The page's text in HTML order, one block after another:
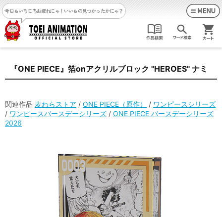
今日もいちにちお疲れにゃ！ いいもの見つかったかにゃ？
『ONE PIECE』箔onアクリルブロック "HEROES" ナミ
関連作品 麦わらストア / ONE PIECE（原作） / ワンピースシリーズ
/ ワンピースバースデーシリーズ / ONE PIECE バースデーシリーズ
2026